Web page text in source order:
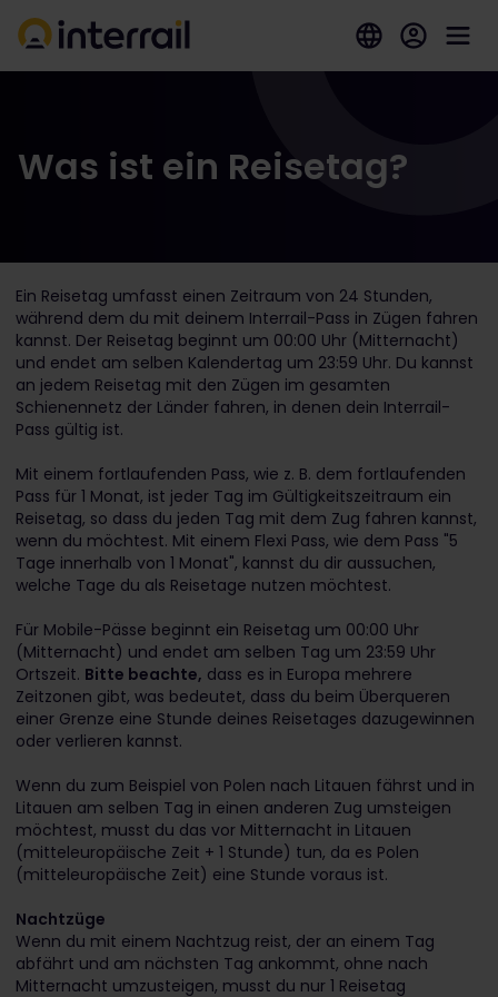
Was ist ein Reisetag?
Ein Reisetag umfasst einen Zeitraum von 24 Stunden,
während dem du mit deinem Interrail-Pass in Zügen fahren
kannst. Der Reisetag beginnt um 00:00 Uhr (Mitternacht)
und endet am selben Kalendertag um 23:59 Uhr. Du kannst
an jedem Reisetag mit den Zügen im gesamten
Schienennetz der Länder fahren, in denen dein Interrail-
Pass gültig ist.
Mit einem fortlaufenden Pass, wie z. B. dem fortlaufenden
Pass für 1 Monat, ist jeder Tag im Gültigkeitszeitraum ein
Reisetag, so dass du jeden Tag mit dem Zug fahren kannst,
wenn du möchtest. Mit einem Flexi Pass, wie dem Pass "5
Tage innerhalb von 1 Monat", kannst du dir aussuchen,
welche Tage du als Reisetage nutzen möchtest.
Für Mobile-Pässe beginnt ein Reisetag um 00:00 Uhr
(Mitternacht) und endet am selben Tag um 23:59 Uhr
Ortszeit. Bitte beachte, dass es in Europa mehrere
Zeitzonen gibt, was bedeutet, dass du beim Überqueren
einer Grenze eine Stunde deines Reisetages dazugewinnen
oder verlieren kannst.
Wenn du zum Beispiel von Polen nach Litauen fährst und in
Litauen am selben Tag in einen anderen Zug umsteigen
möchtest, musst du das vor Mitternacht in Litauen
(mitteleuropäische Zeit + 1 Stunde) tun, da es Polen
(mitteleuropäische Zeit) eine Stunde voraus ist.
Nachtzüge
Wenn du mit einem Nachtzug reist, der an einem Tag
abfährt und am nächsten Tag ankommt, ohne nach
Mitternacht umzusteigen, musst du nur 1 Reisetag